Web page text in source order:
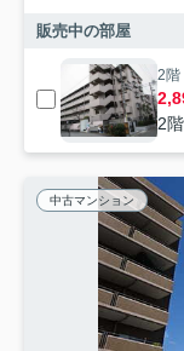
販売中の部屋
2階
2
中古マンション